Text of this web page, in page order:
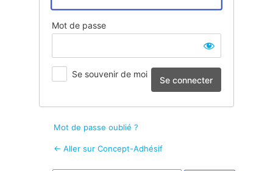
Mot de passe
Se souvenir de moi
Mot de passe oublié ?
← Aller sur Concept-Adhésif